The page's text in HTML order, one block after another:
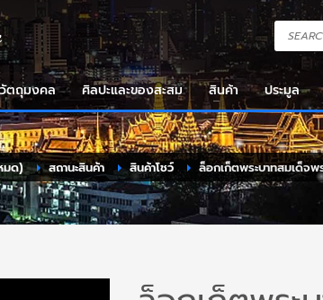
วัตถุมงคล ศิลปะและของสะสม สินค้า ประมูล
มด) สถานะสินค้า สินค้าโชว์ ล็อกเก็ตพระบาทสมเด็จพ